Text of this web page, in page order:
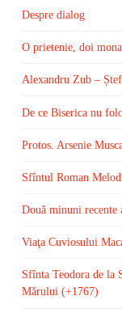
Despre dialog
O prietenie, doi
Alexandru Zub –
De ce Biserica nu
Protos. Arsenie
Sfîntul Roman
Două minuni
Viaţa Cuviosului
Sfînta Teodora de la
Mărului (+1767)